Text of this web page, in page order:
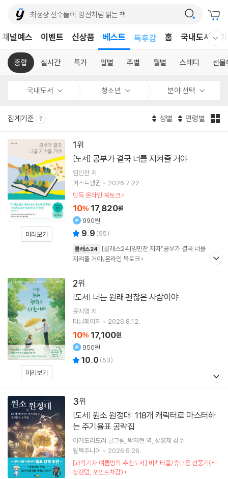
채널예스 이벤트 신상품 베스트
독후감
홈 국내도서
종합 실시간 특가 일별 주별 월별 스테디 선물
국내도서 청소년 분야 선택
집계기준 성별 연령별
1
미리보기
[도서] 공부가 결국 너를 지켜줄 거야
임민찬저
퍼스트펭귄
2026.7.22.
단독 온라인 북토크
10% 17,820원
990원
9.9 (55)
클래스24
[클래스24]임민찬 저자『공부가 결국 너를
지켜줄 거야』온라인 북토크
2
미리보기
[도서] 너는 원래 괜찮은 사람이야
윤지영 저
터닝페이지
2026.8.12.
10% 17,100원
950원
10.0 (53)
3
[도서]
는 주기율표 공략집
아게도리도리 글그림 박재현 역 장홍제 감수
윌북주니어
2026.5.26.
[과학기자 여름방학 추천도서] 비치타올/휴대용 선풍기(색
상랜덤, 포인트차감)